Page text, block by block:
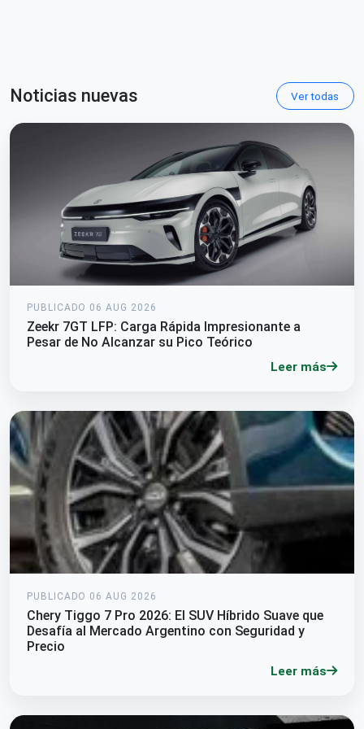
Noticias nuevas Ver todas
PUBLICADO 06 AUG 2026
Zeekr 7GT LFP: Carga Rápida Impresionante a
Pesar de No Alcanzar su Pico Teórico
Leer más
PUBLICADO 06 AUG 2026
Chery Tiggo 7 Pro 2026: El SUV Híbrido Suave que
Desafía al Mercado Argentino con Seguridad y
Precio
Leer más